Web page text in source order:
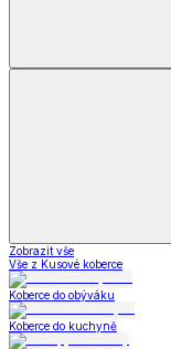
Zobrazit vše
Vše z Kusové koberce
Koberce do obýváku
Koberce do kuchyně